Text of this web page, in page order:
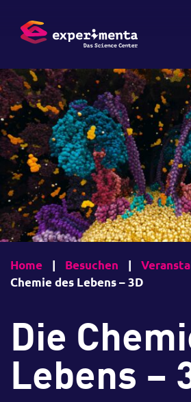
Home | Besuchen |
Chemie des Lebens – 3D
Die
Lebens –